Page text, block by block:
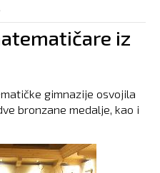
iz
gimnazije osvojila
bronzane medalje, kao i